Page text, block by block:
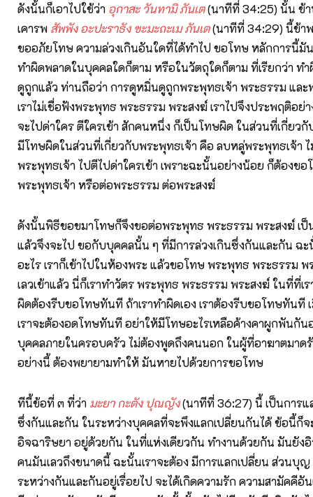
ดังนั้นก็เอาไปใช้ว่า อุกาสะ วันทามิ ภันเต(นาทีที่ 34:25) นั้น ข้า
เคารพ สัพพัง อะปะราธัง ขะมะถะเม ภันเต(นาทีที่ 34:29) นี้ข้า
ขออภัยโทษ ความล่วงเกินอันใดที่ได้ทำไป ขอโทษ หลักการนี้มัน
ทำผิดพลาดในบุคคลใดก็ตาม หรือในวัตถุใดก็ตาม ที่เรียกว่า ท
ดูถูกแล้ว ท่านถือว่า การดูหมิ่นดูถูกพระพุทธเจ้า พระธรรม และ
เราไม่เชื่อฟังพระพุทธ พระธรรม พระสงฆ์ เราไปจึงประพฤติอ
จะไปด่าใคร ตีใครเข้า สักคนหนึ่ง ก็เป็นโทษผิด ในส่วนที่เกี่ยว
มีโทษผิดในส่วนที่เกี่ยวกับพระพุทธเจ้า คือ ลบหลู่พระพุทธเจ้า ไ
พระพุทธเจ้า ไปตีไปด่าใครเข้า เพราะฉะนั้นอย่างน้อย ก็ต้องขอ
พระพุทธเจ้า หรือต่อพระธรรม ต่อพระสงฆ์
ดังนั้นพิธีขอขมาโทษก็จึงขอต่อพระพุทธ พระธรรม พระสงฆ์ เ
แล้วจึงจะไป ขอกับบุคคลนั้น ๆ ที่มีการล่วงเกินซึ่งกันและกัน ฉะ
อะไร เราก็เข้าไปในห้องพระ แล้วขอโทษ พระพุทธ พระธรรม พ
เลวเข้าแล้ว นี่ก็เราทำวัตร พระพุทธ พระธรรม พระสงฆ์ ในที่ที่เร
ผิดต้องรีบขอโทษทันที ถ้าเราทำผิดเอง เราต้องรีบขอโทษทันที
เราจะต้องอดโทษทันที อย่าให้มีโทษอะไรเหลือค้างคาผูกพันกัน
บุคคลภายในครอบครัว ไม่ต้องพูดถึงคนนอก ในผู้ที่อาฆาตมาดร้
อย่างนี้ ต้องพยายามทำให้ มันหายไปด้วยการขอโทษ
ทีนี้ข้อที่ ๓ ที่ว่า มะยา กะตัง ปุณญัง(นาทีที่ 36:27) นี้ เป็นการ
ซึ่งกันและกัน ในระหว่างบุคคลที่จะพึงแลกเปลี่ยนกันได้ ข้อนี้ก็
อิจฉาริษยา อยู่ด้วยกัน ในที่แห่งเดียวกัน ทำงานด้วยกัน มันยัง
คนมันเลวถึงขนาดนี้ ฉะนั้นเราจะต้อง มีการแลกเปลี่ยน ส่วนบุ
ระหว่างกันและกันอยู่เรื่อยไป จะได้เกิดความรัก ความสามัคคีอั